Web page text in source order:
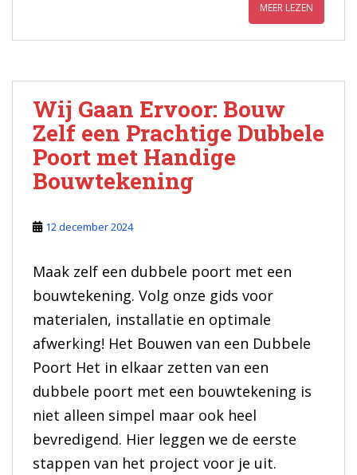
MEER LEZEN
Wij Gaan Ervoor: Bouw
Zelf een Prachtige Dubbele
Poort met Handige
Bouwtekening
12 december 2024
Maak zelf een dubbele poort met een
bouwtekening. Volg onze gids voor
materialen, installatie en optimale
afwerking! Het Bouwen van een Dubbele
Poort Het in elkaar zetten van een
dubbele poort met een bouwtekening is
niet alleen simpel maar ook heel
bevredigend. Hier leggen we de eerste
stappen van het project voor je uit.